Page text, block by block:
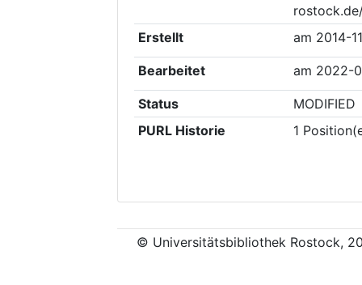
Erstellt
am 2014-
Bearbeitet am 2022-
Status
MODIFIED
PURL Historie
1
© Universitätsbibliothek Rostock,